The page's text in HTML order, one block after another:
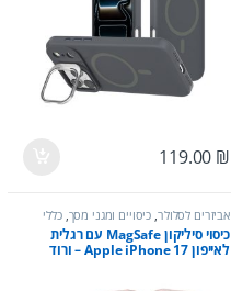
119.00 ₪
אביזרים לסלולר, כיסויים ומגני מסך,כללי
כיסוי סיליקון MagSafe עם רגלית
לאייפון Apple iPhone 17 – ורוד